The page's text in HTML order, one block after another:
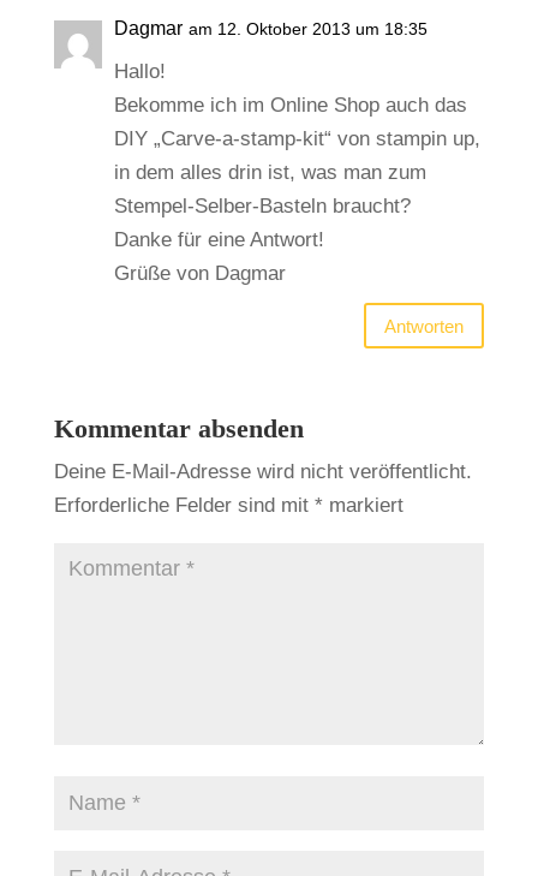
Dagmar am 12. Oktober 2013 um 18:35
Hallo!
Bekomme ich im Online Shop auch das
DIY „Carve-a-stamp-kit“ von stampin up,
in dem alles drin ist, was man zum
Stempel-Selber-Basteln braucht?
Danke für eine Antwort!
Grüße von Dagmar
Antworten
Kommentar absenden
Deine E-Mail-Adresse wird nicht veröffentlicht.
Erforderliche Felder sind mit *markiert